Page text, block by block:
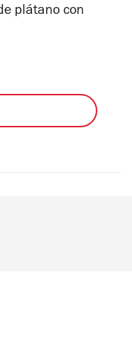
plátano con